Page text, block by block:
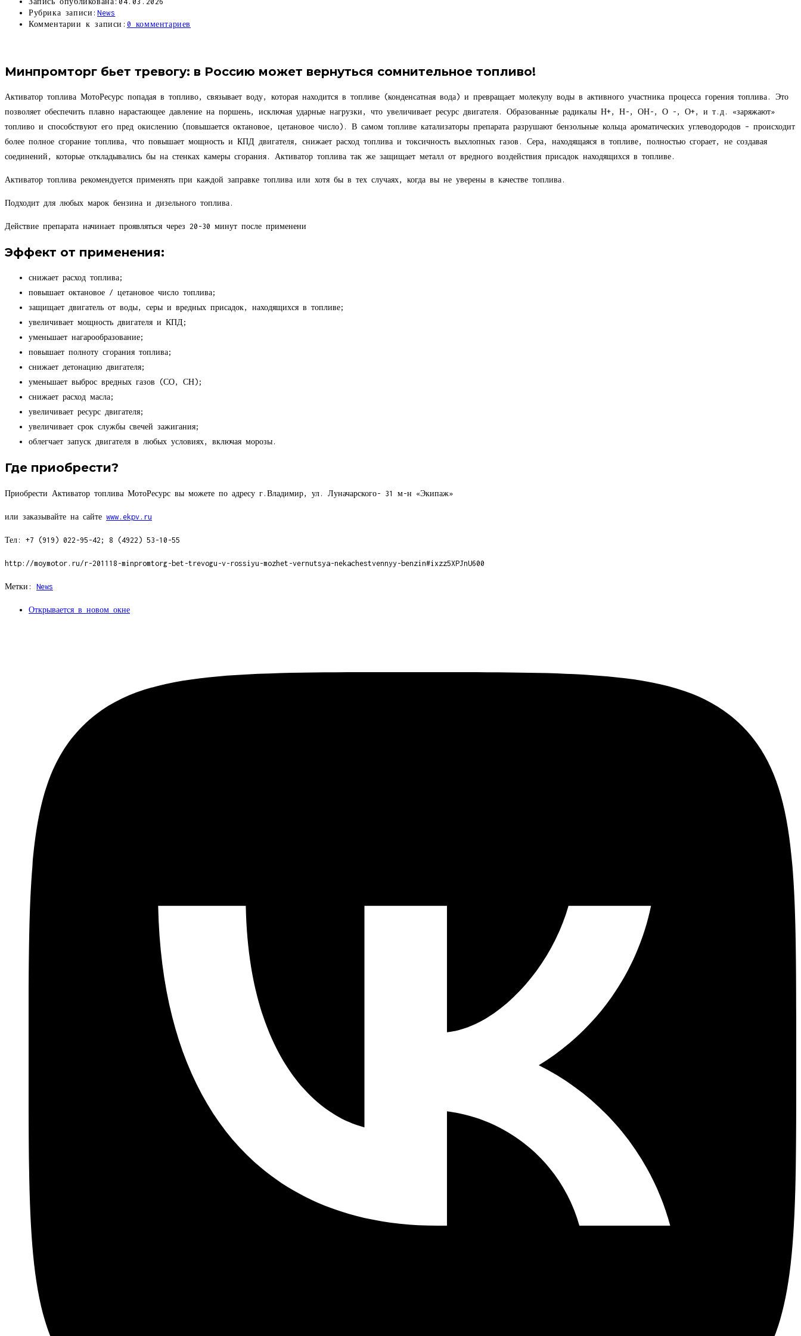
Рубрика записи: News
Комментарии к записи: 0 комментариев
Минпромторг бьет тревогу: в Россию может вернуться сомнительное топливо!
Активатор топлива МотоРесурс попадая в топливо, связывает воду, которая находится в топливе (конденсатная вода) и превращает молекулу воды в активного участника процесса горения топлива. Это
позволяет обеспечить плавно нарастающее давление на поршень, исключая ударные нагрузки, что увеличивает ресурс двигателя. Образованные радикалы Н+, Н-, ОН-, О -, О+, и т.д. «заряжают»
топливо и способствуют его пред окислению (повышается октановое, цетановое число). В самом топливе катализаторы препарата разрушают бензольные кольца ароматических углеводородов – происходит
более полное сгорание топлива, что повышает мощность и КПД двигателя, снижает расход топлива и токсичность выхлопных газов. Сера, находящаяся в топливе, полностью сгорает, не создавая
соединений, которые откладывались бы на стенках камеры сгорания. Активатор топлива так же защищает металл от вредного воздействия присадок находящихся в топливе.
Активатор топлива рекомендуется применять при каждой заправке топлива или хотя бы в тех случаях, когда вы не уверены в качестве топлива.
Подходит для любых марок бензина и дизельного топлива.
Действие препарата начинает проявляться через 20-30 минут после применени
Эффект от применения:
снижает расход топлива;
повышает октановое / цетановое число топлива;
защищает двигатель от воды, серы и вредных присадок, находящихся в топливе;
увеличивает мощность двигателя и КПД;
уменьшает нагарообразование;
повышает полноту сгорания топлива;
снижает детонацию двигателя;
уменьшает выброс вредных газов (СО, СН);
снижает расход масла;
увеличивает ресурс двигателя;
увеличивает срок службы свечей зажигания;
облегчает запуск двигателя в любых условиях, включая морозы.
Где приобрести?
Приобрести Активатор топлива МотоРесурс вы можете по адресу г.Владимир, ул. Луначарского- 31 м-н «Экипаж»
или заказывайте на сайте www.ekpv.ru
Тел: +7 (919) 022-95-42; 8 (4922) 53-10-55
http://moymotor.ru/r-201118-minpromtorg-bet-trevogu-v-rossiyu-mozhet-vernutsya-nekachestvennyy-benzin#ixzz5XPJnU600
Метки : News
Открывается в новом окне